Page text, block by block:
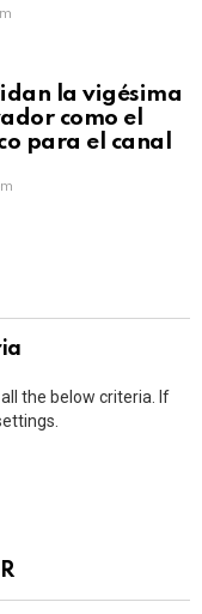
la vigésima
como el
para el canal
the below criteria. If